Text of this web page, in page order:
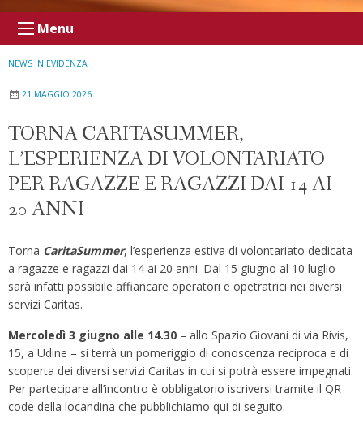
Menu
NEWS IN EVIDENZA
21 MAGGIO 2026
TORNA CARITASUMMER,
L’ESPERIENZA DI VOLONTARIATO
PER RAGAZZE E RAGAZZI DAI 14 AI
20 ANNI
Torna CaritaSummer, l’esperienza estiva di volontariato dedicata
a ragazze e ragazzi dai 14 ai 20 anni. Dal 15 giugno al 10 luglio
sarà infatti possibile affiancare operatori e opetratrici nei diversi
servizi Caritas.
Mercoledì 3 giugno alle 14.30 – allo Spazio Giovani di via Rivis,
15, a Udine – si terrà un pomeriggio di conoscenza reciproca e di
scoperta dei diversi servizi Caritas in cui si potrà essere impegnati.
Per partecipare all’incontro è obbligatorio iscriversi tramite il QR
code della locandina che pubblichiamo qui di seguito.